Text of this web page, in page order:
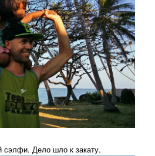
сэлфи. Дело шло к закату.